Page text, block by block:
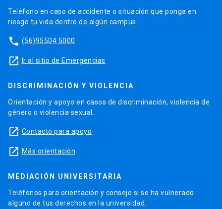
Teléfono en caso de accidente o situación que ponga en
riesgo tu vida dentro de algún campus.
phone (56)95504 5000
launch Ir al sitio de Emergencias
DISCRIMINACIÓN Y VIOLENCIA
Orientación y apoyo en casos de discriminación, violencia de
género o violencia sexual.
launch Contacto para apoyo
launch Más orientación
MEDIACIÓN UNIVERSITARIA
Teléfonos para orientación y consejo si se ha vulnerado
alguno de tus derechos en la universidad.